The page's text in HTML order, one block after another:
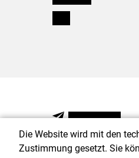
NEWSLETTER
Die Website wird mit den
Zustimmung gesetzt. Sie